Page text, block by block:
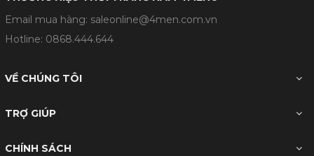
Email mua hàng: saleonline@4men.com.vn
Hotline: 0868.444.644
VỀ CHÚNG TÔI
TRỢ GIÚP
CHÍNH SÁCH